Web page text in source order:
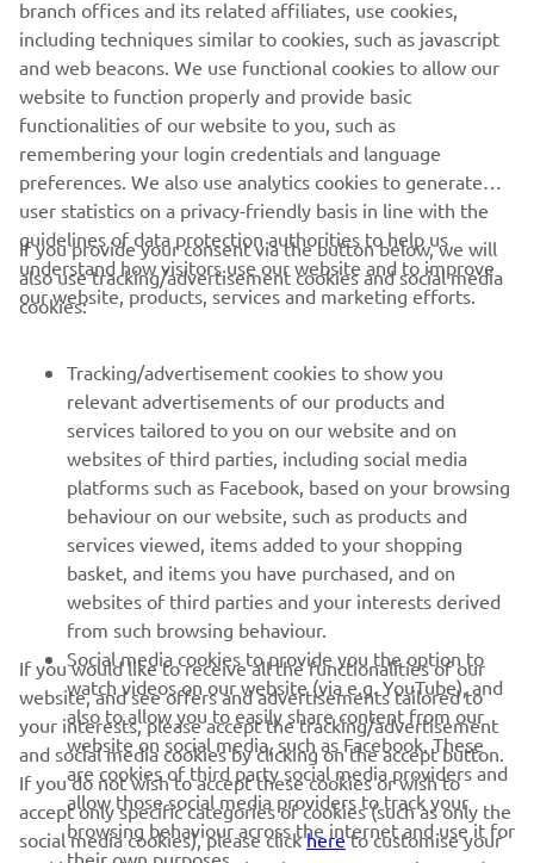
acordul explicit în scris al Yamaha Motor Europe N.V. și/sau
Yamaha Motor Co., Ltd.
Condu întotdeauna în siguranță și respectă toate condițiile
de drum locale.
CORPORATE
MAI MULTE YAMAHA
SUPORT
BULETIN INFORMATIV
Fii primul care află despre cele mai recente oferte, evenimente
speciale, lansări noi și multe altele.
ABONARE
Citiți Politica noastră de confidențialitate pentru a afla cum vă
procesăm datele personale:
Politică de Confidențialitate
branch offices and its related affiliates, use cookies,
including techniques similar to cookies, such as javascript
and web beacons. We use functional cookies to allow our
website to function properly and provide basic
functionalities of our website to you, such as
remembering your login credentials and language
preferences. We also use analytics cookies to generate
user statistics on a privacy-friendly basis in line with the
guidelines of data protection authorities to help us
understand how visitors use our website and to improve
our website, products, services and marketing efforts.
If you provide your consent via the button below, we will
also use tracking/advertisement cookies and social media
cookies:
Tracking/advertisement cookies to show you
relevant advertisements of our products and
services tailored to you on our website and on
websites of third parties, including social media
platforms such as Facebook, based on your browsing
behaviour on our website, such as products and
services viewed, items added to your shopping
basket, and items you have purchased, and on
websites of third parties and your interests derived
from such browsing behaviour.
Social media cookies to provide you the option to
watch videos on our website (via e.g. YouTube), and
also to allow you to easily share content from our
website on social media, such as Facebook. These
are cookies of third party social media providers and
allow those social media providers to track your
browsing behaviour across the internet and use it for
their own purposes.
If you would like to receive all the functionalities of our
website, and see offers and advertisements tailored to
your interests, please accept the tracking/advertisement
and social media cookies by clicking on the accept button.
If you do not wish to accept these cookies or wish to
accept only specific categories of cookies (such as only the
social media cookies), please clickhereto customise your